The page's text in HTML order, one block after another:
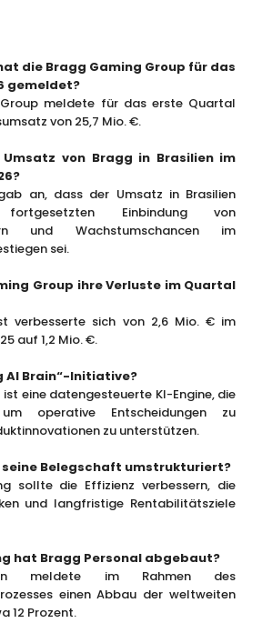
die Bragg Gaming Group für das
gemeldet?
meldete für das erste Quartal
von 25,7 Mio. €.
von Bragg in Brasilien im
an, dass der Umsatz in Brasilien
Einbindung von
und Wachstumschancen im
sei.
Group ihre Verluste im Quartal
verbesserte sich von 2,6 Mio. € im
auf 1,2 Mio. €.
AI Brain“-Initiative?
ist eine datengesteuerte KI-Engine, die
operative Entscheidungen zu
zu unterstützen.
Belegschaft umstrukturiert?
sollte die Effizienz verbessern, die
und langfristige Rentabilitätsziele
hat Bragg Personal abgebaut?
meldete im Rahmen des
einen Abbau der weltweiten
12 Prozent.